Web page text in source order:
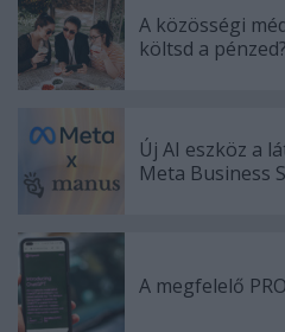
A közösségi
költsd a pénzed?
Új AI eszköz a
Meta Business
A megfelelő